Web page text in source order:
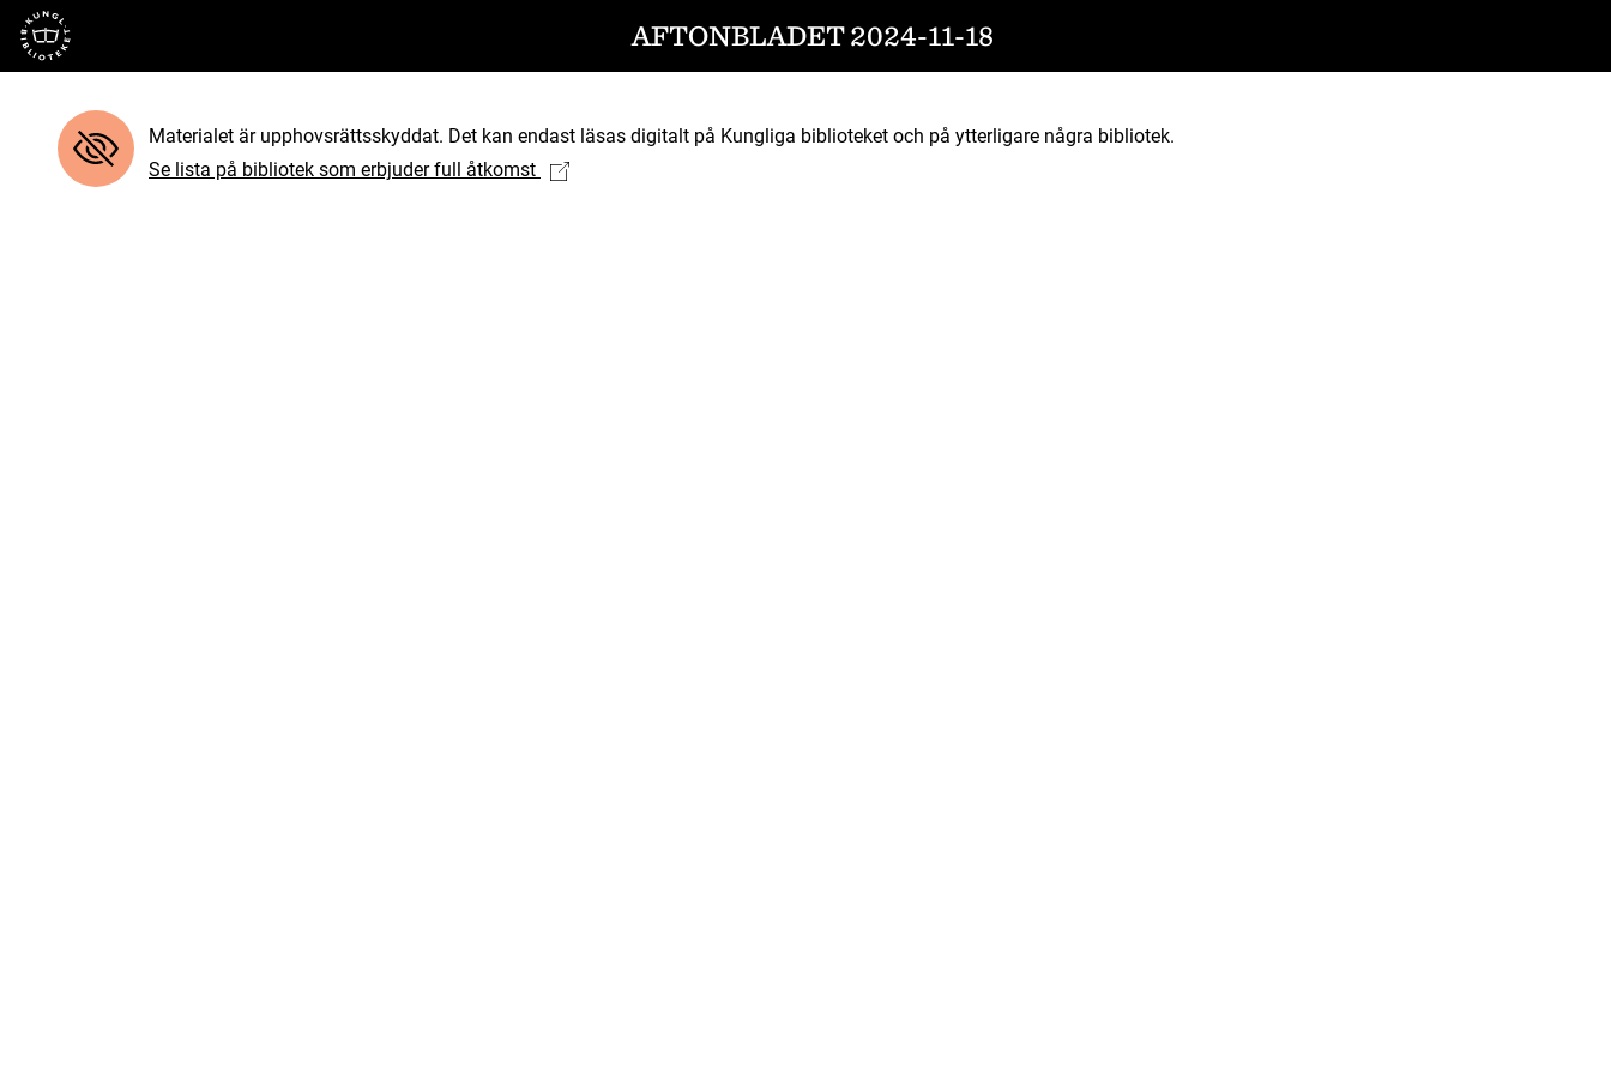
Till startsidan AFTONBLADET 2024-11-18
Materialet är upphovsrättsskyddat. Det kan endast läsas digitalt på Kungliga biblioteket och på ytterligare några bibliotek.
Se lista på bibliotek som erbjuder full åtkomst